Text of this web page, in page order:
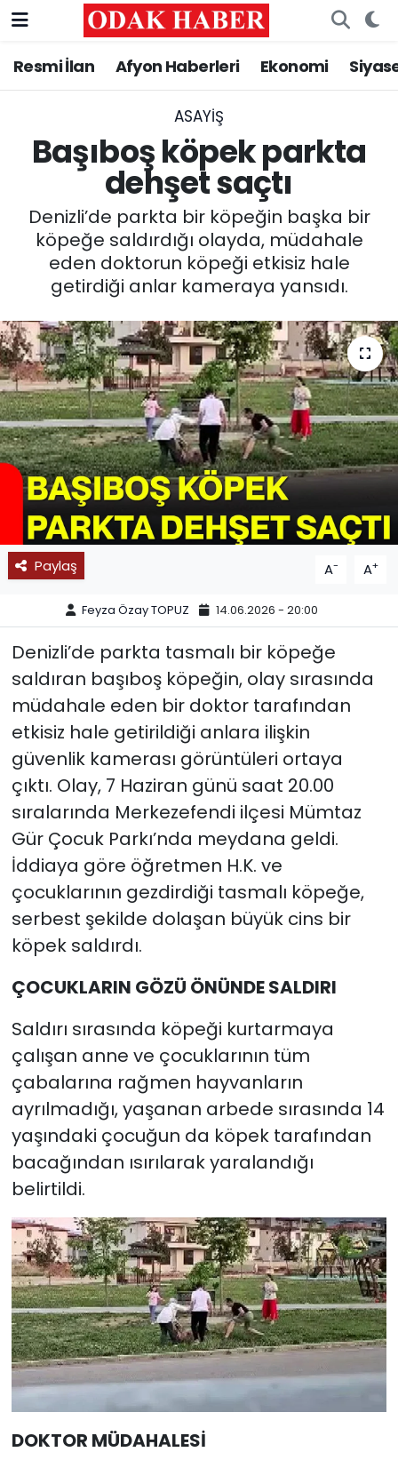
Resmi İlan Afyon Haberleri Ekonomi
ASAYİŞ
Başıboş köpek parkta
dehşet saçtı
Denizli’de parkta bir köpeğin başka bir
köpeğe saldırdığı olayda, müdahale
eden doktorun köpeği etkisiz hale
getirdiği anlar kameraya yansıdı.
Paylaş A- A+
Feyza Özay TOPUZ 14.06.2026 - 20:00
Denizli’de parkta tasmalı bir köpeğe
saldıran başıboş köpeğin, olay sırasında
müdahale eden bir doktor tarafından
etkisiz hale getirildiği anlara ilişkin
güvenlik kamerası görüntüleri ortaya
çıktı. Olay, 7 Haziran günü saat 20.00
sıralarında Merkezefendi ilçesi Mümtaz
Gür Çocuk Parkı’nda meydana geldi.
İddiaya göre öğretmen H.K. ve
çocuklarının gezdirdiği tasmalı köpeğe,
serbest şekilde dolaşan büyük cins bir
köpek saldırdı.
ÇOCUKLARIN GÖZÜ ÖNÜNDE SALDIRI
Saldırı sırasında köpeği kurtarmaya
çalışan anne ve çocuklarının tüm
çabalarına rağmen hayvanların
ayrılmadığı, yaşanan arbede sırasında 14
yaşındaki çocuğun da köpek tarafından
bacağından ısırılarak yaralandığı
belirtildi.
DOKTOR MÜDAHALESİ
AFYONKARAHİSAR HABERLERİ
ASAYİŞ
SİYASET
EĞİTİM
MAGAZİN
SAĞLIK
SPOR
11:11 MANŞET
Nöbetçi Eczaneler
Trafik Durumu
Süper Lig Puan Durumu ve Fikstür
Tüm Manşetler
Son Dakika Haberleri
Haber Arşivi